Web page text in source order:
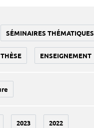
SÉMINAIRES THÉMATIQUES
ENSEIGNEMENT
2023 2022